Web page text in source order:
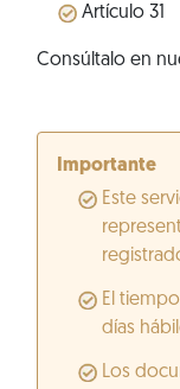
Artículo 31
Consúltalo en
Importante
Este
El
días
Los